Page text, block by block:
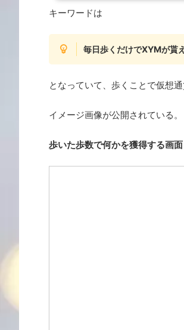
キーワードは
毎日歩くだけでXYMが貰
となっていて、歩くことで仮想
イメージ画像が公開されている。
歩いた歩数で何かを獲得する画面